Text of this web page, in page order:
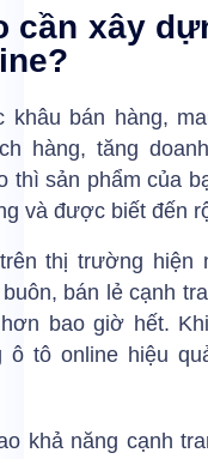
cần xây
khâu bán hàng,
hàng, tăng
thì sản phẩm của
và được biết đến
thị trường hiện
bán lẻ cạnh
bao giờ hết.
ô tô online hiệu
khả năng cạnh